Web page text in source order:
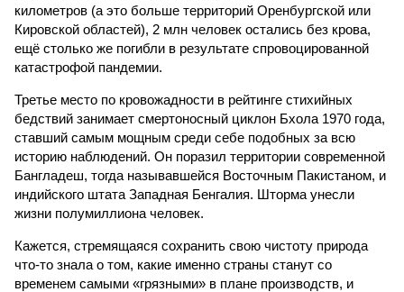
километров (а это больше территорий Оренбургской или
Кировской областей), 2 млн человек остались без крова,
ещё столько же погибли в результате спровоцированной
катастрофой пандемии.
Третье место по кровожадности в рейтинге стихийных
бедствий занимает смертоносный циклон Бхола 1970 года,
ставший самым мощным среди себе подобных за всю
историю наблюдений. Он поразил территории современной
Бангладеш, тогда называвшейся Восточным Пакистаном, и
индийского штата Западная Бенгалия. Шторма унесли
жизни полумиллиона человек.
Кажется, стремящаяся сохранить свою чистоту природа
что-то знала о том, какие именно страны станут со
временем самыми «грязными» в плане производств, и